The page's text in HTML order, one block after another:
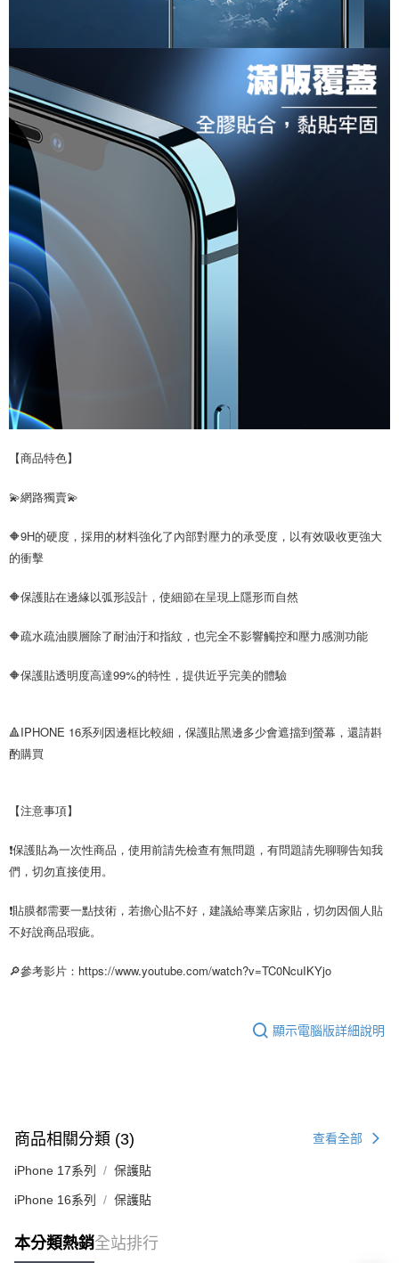
【商品特色】
💫網路獨賣💫
🔶9H的硬度，採用的材料強化了內部對壓力的承受度，以有效吸收更強大
的衝擊
🔶保護貼在邊緣以弧形設計，使細節在呈現上隱形而自然
🔶疏水疏油膜層除了耐油汙和指紋，也完全不影響觸控和壓力感測功能
🔶保護貼透明度高達99%的特性，提供近乎完美的體驗
🔺IPHONE 16系列因邊框比較細，保護貼黑邊多少會遮擋到螢幕，還請斟
酌購買
【注意事項】
❗保護貼為一次性商品，使用前請先檢查有無問題，有問題請先聊聊告知我
們，切勿直接使用。
❗貼膜都需要一點技術，若擔心貼不好，建議給專業店家貼，切勿因個人貼
不好說商品瑕疵。
🔎參考影片：https://www.youtube.com/watch?v=TC0NcuIKYjo
顯示電腦版詳細說明
商品相關分類 (3) 查看全部
iPhone 17系列 保護貼
iPhone 16系列 保護貼
本分類熱銷全站排行